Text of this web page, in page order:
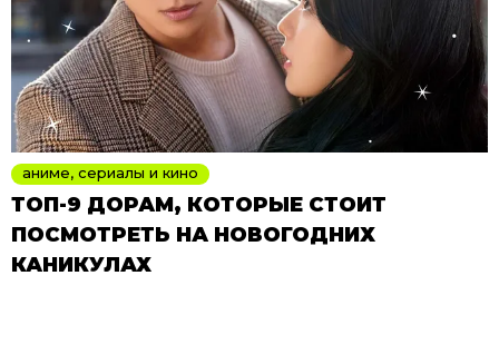
аниме, сериалы и кино
ТОП-9 ДОРАМ, КОТОРЫЕ СТОИТ
ПОСМОТРЕТЬ НА НОВОГОДНИХ
КАНИКУЛАХ